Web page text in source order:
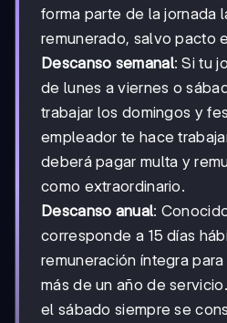
forma parte de la jornada
remunerado, salvo pacto
Descanso semanal: Si tu
de lunes a viernes o
trabajar los domingos y
empleador te hace
deberá pagar multa y
como extraordinario.
Descanso anual:
corresponde a 15 días
remuneración íntegra
más de un año de
el sábado siempre se